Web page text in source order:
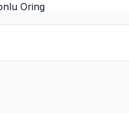
Oring